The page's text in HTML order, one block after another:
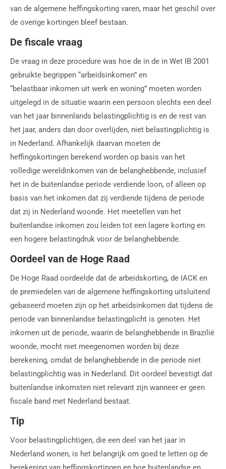
van de algemene heffingskorting varen, maar het geschil over
de overige kortingen bleef bestaan.
De fiscale vraag
De vraag in deze procedure was hoe de in de in Wet IB 2001
gebruikte begrippen “arbeidsinkomen” en
“belastbaar inkomen uit werk en woning” moeten worden
uitgelegd in de situatie waarin een persoon slechts een deel
van het jaar binnenlands belastingplichtig is en de rest van
het jaar, anders dan door overlijden, niet belastingplichtig is
in Nederland. Afhankelijk daarvan moeten de
heffingskortingen berekend worden op basis van het
volledige wereldinkomen van de belanghebbende, inclusief
het in de buitenlandse periode verdiende loon, of alleen op
basis van het inkomen dat zij verdiende tijdens de periode
dat zij in Nederland woonde. Het meetellen van het
buitenlandse inkomen zou leiden tot een lagere korting en
een hogere belastingdruk voor de belanghebbende.
Oordeel van de Hoge Raad
De Hoge Raad oordeelde dat de arbeidskorting, de IACK en
de premiedelen van de algemene heffingskorting uitsluitend
gebaseerd moeten zijn op het arbeidsinkomen dat tijdens de
periode van binnenlandse belastingplicht is genoten. Het
inkomen uit de periode, waarin de belanghebbende in Brazilië
woonde, mocht niet meegenomen worden bij deze
berekening, omdat de belanghebbende in die periode niet
belastingplichtig was in Nederland. Dit oordeel bevestigt dat
buitenlandse inkomsten niet relevant zijn wanneer er geen
fiscale band met Nederland bestaat.
Tip
Voor belastingplichtigen, die een deel van het jaar in
Nederland wonen, is het belangrijk om goed te letten op de